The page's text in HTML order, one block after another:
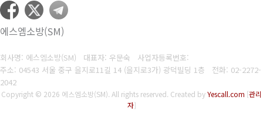
에스엠소방(SM)
회사명: 에스엠소방(SM) 대표자: 우문숙 사업자등록번호:
주소: 04543 서울 중구 을지로11길 14 (을지로3가) 광덕빌딩 1층 전화: 02-2272-
2042
Copyright © 2026 에스엠소방(SM). All rights reserved. Created byYescall.com [관리
자]